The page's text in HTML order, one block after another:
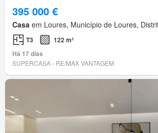
395 000 €
Casa em Loures, Município de Loures,
T3
122 m²
Há 17 dias
SUPERCASA - RE/MAX VANTAGEM